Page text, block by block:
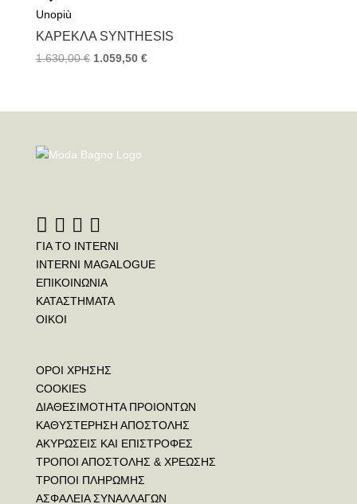
Unopiù
ΚΑΡΈΚΛΑ SYNTHESIS
1.630,00€ 1.059,50 €
ΓΙΑ ΤΟ INTERNI
INTERNI MAGALOGUE
ΕΠΙΚΟΙΝΩΝΙΑ
ΚΑΤΑΣΤΗΜΑΤΑ
ΟΙΚΟΙ
ΟΡΟΙ ΧΡΗΣΗΣ
COOKIES
ΔΙΑΘΕΣΙΜΟΤΗΤΑ ΠΡΟΙΟΝΤΩΝ
ΚΑΘΥΣΤΕΡΗΣΗ ΑΠΟΣΤΟΛΗΣ
ΑΚΥΡΩΣΕΙΣ ΚΑΙ ΕΠΙΣΤΡΟΦΕΣ
ΤΡΟΠΟΙ ΑΠΟΣΤΟΛΗΣ & ΧΡΕΩΣΗΣ
ΤΡΟΠΟΙ ΠΛΗΡΩΜΗΣ
ΑΣΦΑΛΕΙΑ ΣΥΝΑΛΛΑΓΩΝ